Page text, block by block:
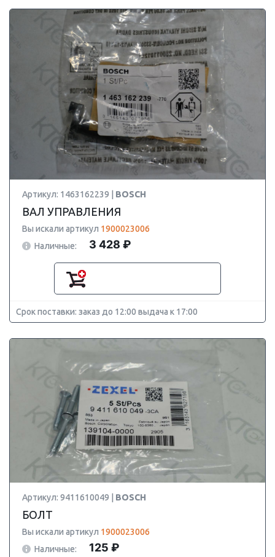
Артикул: 1463162239 | BOSCH
ВАЛ УПРАВЛЕНИЯ
Вы искали артикул 1900023006
Наличные:
3 428 ₽
Срок поставки: заказ до 12:00 выдача к 17:00
Артикул: 9411610049 | BOSCH
БОЛТ
Вы искали артикул 1900023006
Наличные:
125 ₽